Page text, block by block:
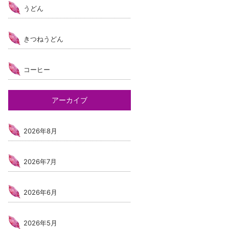
うどん
きつねうどん
コーヒー
アーカイブ
2026年8月
2026年7月
2026年6月
2026年5月